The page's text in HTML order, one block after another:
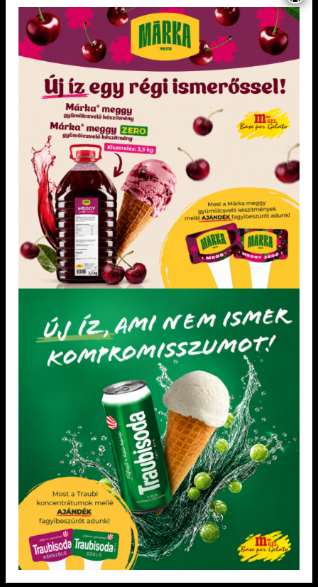
Sótlan, pörkölt, aprított földimogyoró
KEDVENCEM!
Díszítésre, szórásra
KEDVENCEM!
KEDVENCEM!
CUKRÁSZAT
Kókusz töltelék por
Csak hideg víz hozzáadása szükséges
KEDVENCEM!
KEDVENCEM!
CUKRÁSZAT
Darabos Áfonya kenhető/süthető
gyümölcskészítmény
Kenhető, sütésálló lekvár áfonya
darabokkal
KEDVENCEM!
KEDVENCEM!
CUKRÁSZAT
ZABPEHELY
Díszítésre, szórásra, tészták készítéséhez.
KEDVENCEM!
CUKRÁSZAT
Eper ízű kenhető/süthető töltelék
-35
Összetevők almavelő 33%, cukor, glükóz
szirup, ivóvíz, étkezési sav: citromsav,